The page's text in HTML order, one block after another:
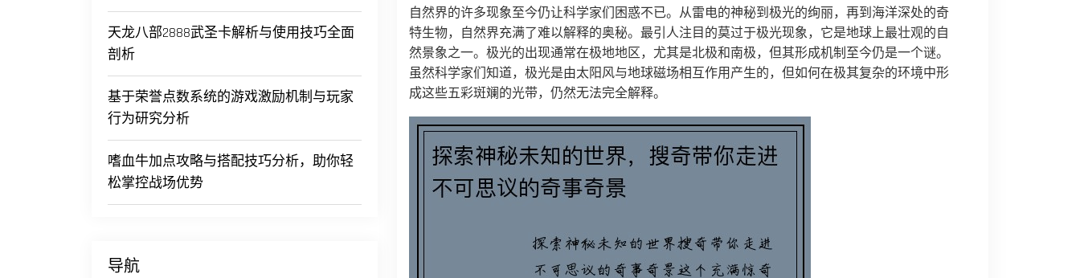
天龙八部2888武圣卡解析与使用技巧全面
剖析
基于荣誉点数系统的游戏激励机制与玩家
行为研究分析
嗜血牛加点攻略与搭配技巧分析，助你轻
松掌控战场优势
导航
自然界的许多现象至今仍让科学家们困惑不已。从雷电的神秘到极光的绚丽，再到海洋深处的奇
特生物，自然界充满了难以解释的奥秘。最引人注目的莫过于极光现象，它是地球上最壮观的自
然景象之一。极光的出现通常在极地地区，尤其是北极和南极，但其形成机制至今仍是一个谜。
虽然科学家们知道，极光是由太阳风与地球磁场相互作用产生的，但如何在极其复杂的环境中形
成这些五彩斑斓的光带，仍然无法完全解释。